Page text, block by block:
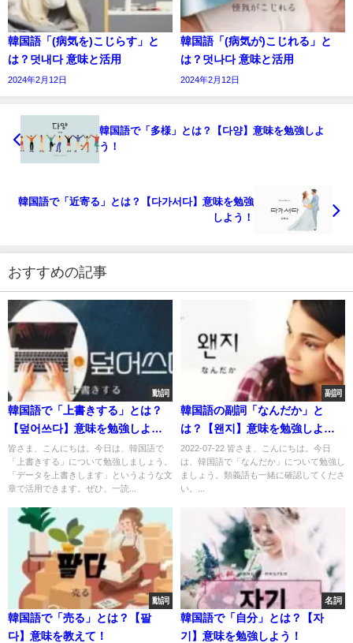
韓国語「(病気を)こじらす」と
は？덧내다 意味と活用
2024年2月12日
韓国語「(病気が)こじれる」と
は？덧나다 意味と活用
2024年2月12日
韓国語で「多様」とは？【다양】意味を勉強しよ
う！
韓国語で「近寄る」とは？【다가서다】意味を勉強
しよう！
おすすめの記事
動詞
韓国語で「上書きする」とは？
【덮어쓰다】意味を勉強しよ
う！
皆さま、こんにちは。今日は、韓国語で
「上書きする」について勉強しましょう。
「データを上書きします」というような文
章で活用できます。ぜひ、一読...
副詞
韓国語の副詞「なんだか」と
は？【왠지】意味を勉強しよ
う！
2022-07-22 皆さま、こんにちは。今日
は、韓国語で「なんだか」について勉強し
ましょう。類義語も一緒に確認してくださ
い。...
動詞
韓国語で「売る」とは？【팔
다】意味を教えて！
名詞
韓国語で「自分」とは？【자
기】意味を勉強しよう！